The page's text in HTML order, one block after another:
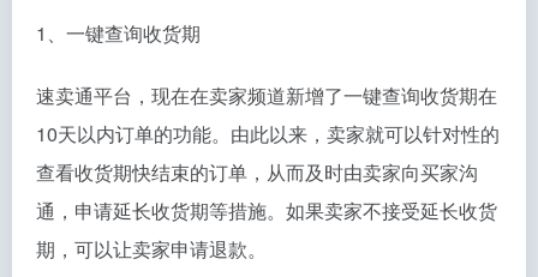
1、一键查询收货期
速卖通平台，现在在卖家频道新增了一键查询收货期在
10天以内订单的功能。由此以来，卖家就可以针对性的
查看收货期快结束的订单，从而及时由卖家向买家沟
通，申请延长收货期等措施。如果卖家不接受延长收货
期，可以让卖家申请退款。